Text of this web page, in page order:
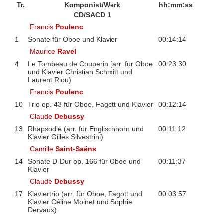
Tr. Komponist/Werk
hh:mm:ss
CD/SACD 1
Francis Poulenc
1
Sonate für Oboe und Klavier
00:14:14
Maurice Ravel
4
Le Tombeau de Couperin (arr. für Oboe
und Klavier Christian Schmitt und
Laurent Riou)
00:23:30
Francis Poulenc
10
Trio op. 43 für Oboe, Fagott und Klavier
00:12:14
Claude Debussy
13
Rhapsodie (arr. für Englischhorn und
Klavier Gilles Silvestrini)
00:11:12
CamilleSaint-Saëns
14
Sonate D-Dur op. 166 für Oboe und
Klavier
00:11:37
Claude Debussy
17
Klaviertrio (arr. für Oboe, Fagott und
Klavier Céline Moinet und Sophie
Dervaux)
00:03:57